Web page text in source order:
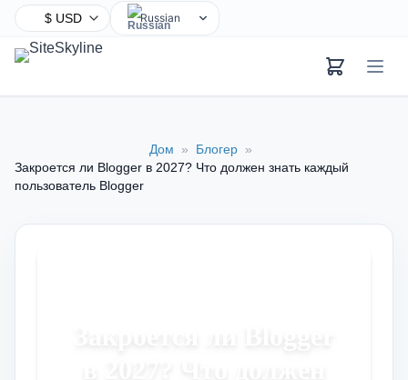
Russian
Arabic
French
Дом » Блогер »
Закроется ли Blogger в 2027? Что должен знать каждый
пользователь Blogger